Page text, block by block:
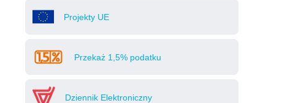
Projekty UE
Przekaż 1,5% podatku
Dziennik Elektroniczny